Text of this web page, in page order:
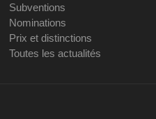
Subventions
Nominations
Prix et distinctions
Toutes les actualités